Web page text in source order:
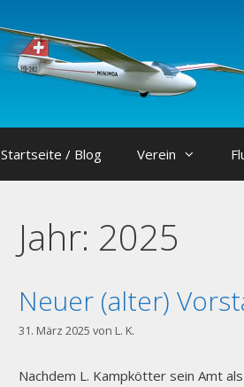
Startseite / Blog Verein
Jahr: 2025
Neuer (alter)
31. März 2025 von L. K.
Nachdem L. Kampkötter sein Amt